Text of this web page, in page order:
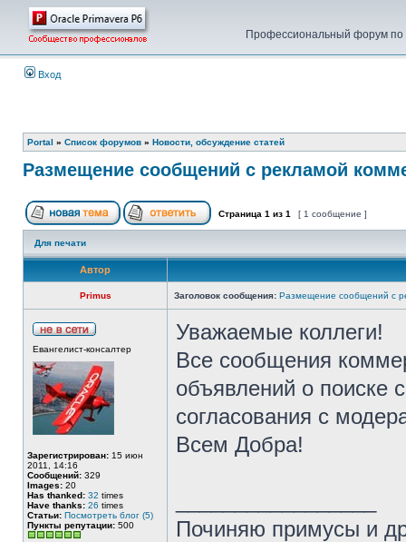
Профессиональный форум по
Вход
Portal » Список форумов » Новости, обсуждение статей
Размещение сообщений с рекламой
Страница 1 из 1 [ 1 сообщение ]
Для печати
Автор
Primus Заголовок сообщения: Размещение сообщений с
Евангелист-консалтер
Зарегистрирован: 15 июн
2011, 14:16
Сообщений: 329
Images: 20
Has thanked: 32 times
Have thanks: 26 times
Статьи: Посмотреть блог (5)
Пункты репутации: 500
Уважаемые коллеги!
Все сообщения
объявлений о поиске
согласования с
Всем Добра!
Починяю примусы и